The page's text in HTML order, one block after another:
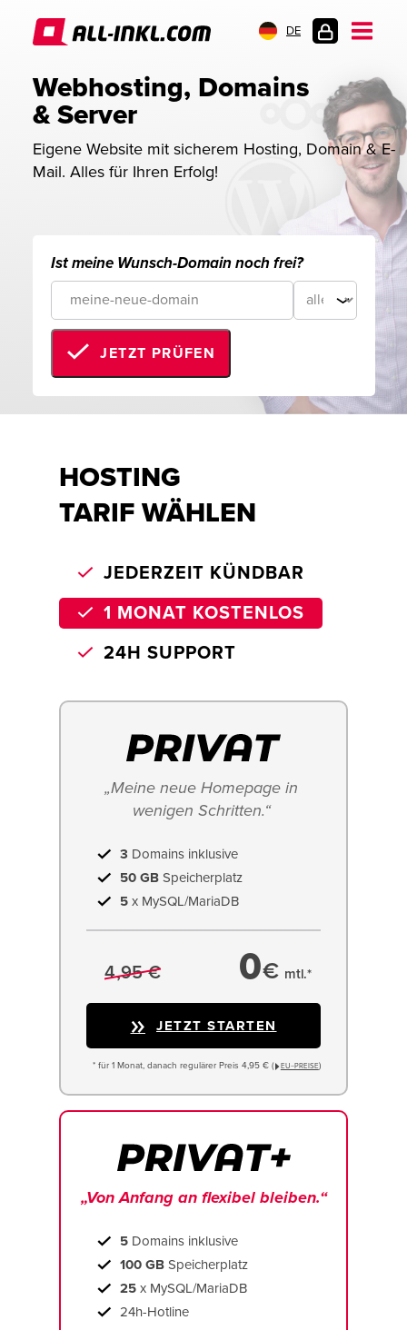
DE
Webhosting, Domains
& Server
Eigene Website mit sicherem Hosting, Domain & E-
Mail. Alles für Ihren Erfolg!
Ist meine Wunsch-Domain noch frei?
JETZT PRÜFEN
HOSTING
TARIF WÄHLEN
JEDERZEIT KÜNDBAR
1 MONAT KOSTENLOS
24H SUPPORT
„Meine neue Homepage in
wenigen Schritten.“
3 Domains inklusive
50 GB Speicherplatz
5 x MySQL/MariaDB
4,95 € 0€ mtl.*
JETZT STARTEN
* für 1 Monat, danach regulärer Preis 4,95 € ( EU−PREISE)
„Von Anfang an flexibel bleiben.“
5 Domains inklusive
100 GB Speicherplatz
25 x MySQL/MariaDB
24h-Hotline